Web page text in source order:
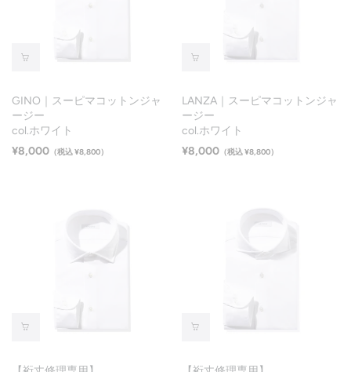
GINO｜スーピマコットンジャ
ージー
col.ホワイト
¥8,000 （税込 ¥8,800）
LANZA｜スーピマコットンジャ
ージー
col.ホワイト
¥8,000（税込 ¥8,800）